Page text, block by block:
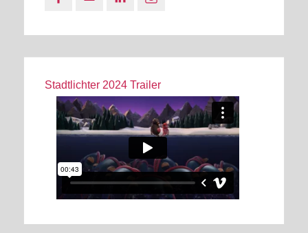
Stadtlichter 2024 Trailer